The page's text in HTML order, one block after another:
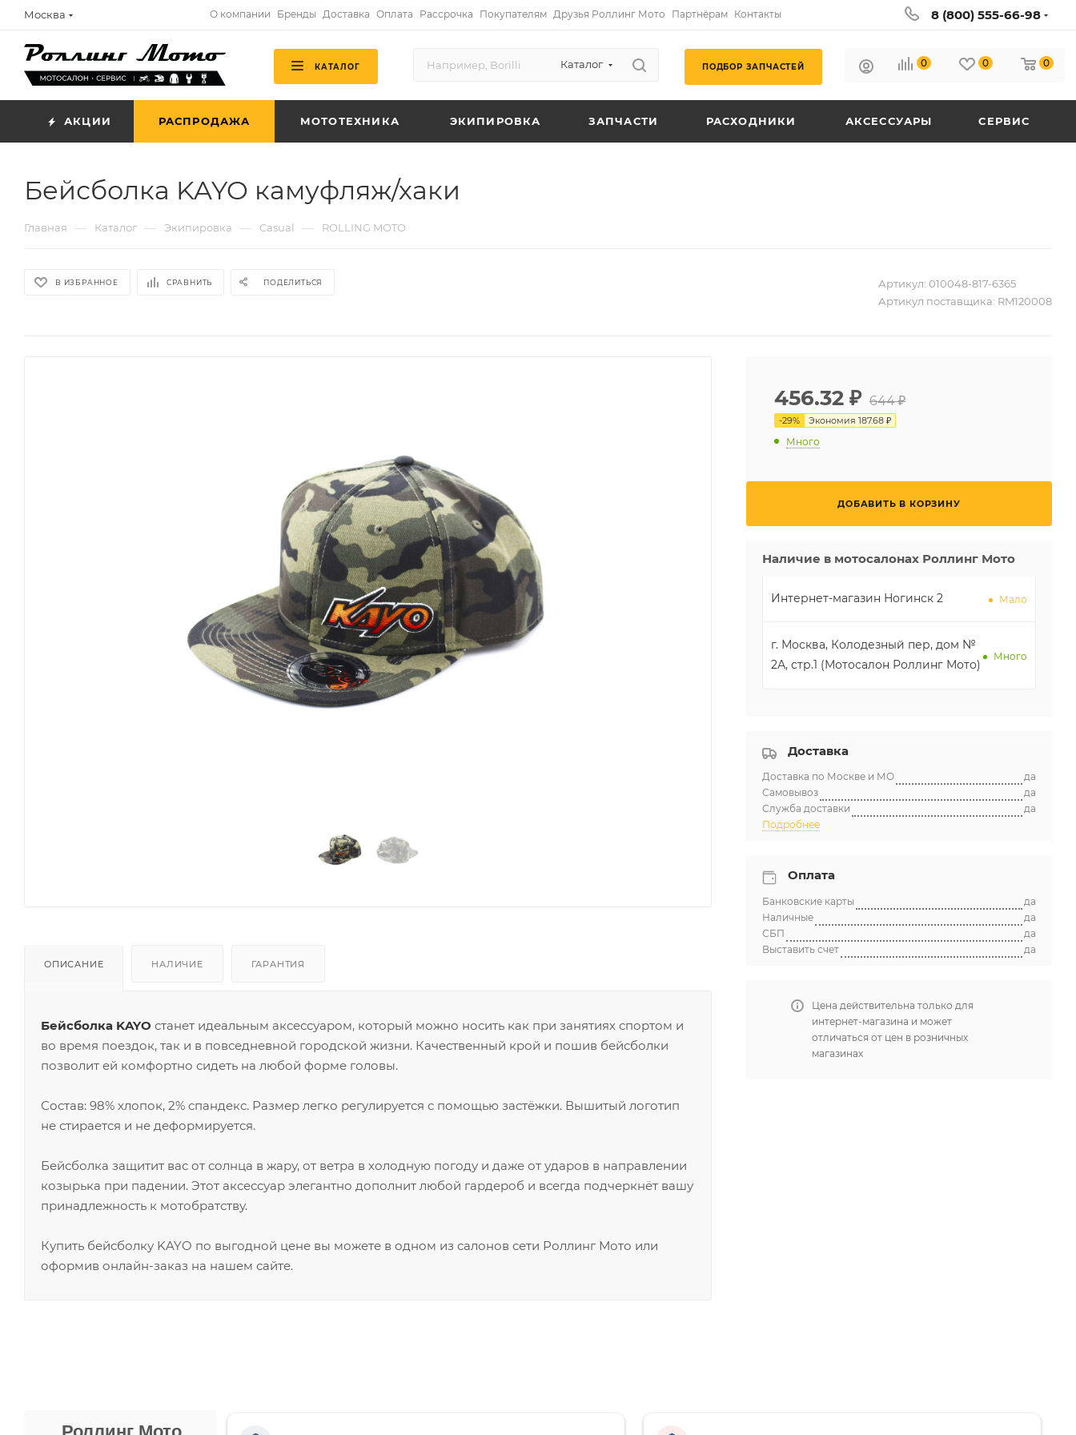
Москва О компании Бренды Доставка Оплата Рассрочка Покупателям Друзья Роллинг Мото Партнёрам Контакты 8 (800) 555-66-98
КАТАЛОГ Каталог ПОДБОР ЗАПЧАСТЕЙ 0 0 0
АКЦИИ РАСПРОДАЖА МОТОТЕХНИКА ЭКИПИРОВКА ЗАПЧАСТИ РАСХОДНИКИ АКСЕССУАРЫ СЕРВИС
Бейсболка KAYO камуфляж/хаки
Главная — Каталог — Экипировка — Casual — ROLLING MOTO
В ИЗБРАННОЕ СРАВНИТЬ ПОДЕЛИТЬСЯ Артикул: 010048-817-6365
Артикул поставщика: RM120008
ОПИСАНИЕ НАЛИЧИЕ ГАРАНТИЯ
Бейсболка KAYO станет идеальным аксессуаром, который можно носить как при занятиях спортом и
во время поездок, так и в повседневной городской жизни. Качественный крой и пошив бейсболки
позволит ей комфортно сидеть на любой форме головы.
Состав: 98% хлопок, 2% спандекс. Размер легко регулируется с помощью застёжки. Вышитый логотип
не стирается и не деформируется.
Бейсболка защитит вас от солнца в жару, от ветра в холодную погоду и даже от ударов в направлении
козырька при падении. Этот аксессуар элегантно дополнит любой гардероб и всегда подчеркнёт вашу
принадлежность к мотобратству.
Купить бейсболку KAYO по выгодной цене вы можете в одном из салонов сети Роллинг Мото или
оформив онлайн-заказ на нашем сайте.
456.32 ₽ 644 ₽
-29% Экономия 187.68 ₽
Много
ДОБАВИТЬ В КОРЗИНУ
Наличие в мотосалонах Роллинг Мото
Интернет-магазин Ногинск 2 Мало
г. Москва, Колодезный пер, дом №
2А, стр.1 (Мотосалон Роллинг Мото)
Много
Доставка
Доставка по Москве и МО
да
Самовывоз
да
Служба доставки
да
Подробнее
Оплата
Банковские карты
да
Наличные
да
СБП
да
Выставить счет
да
Цена действительна только для
интернет-магазина и может
отличаться от цен в розничных
магазинах